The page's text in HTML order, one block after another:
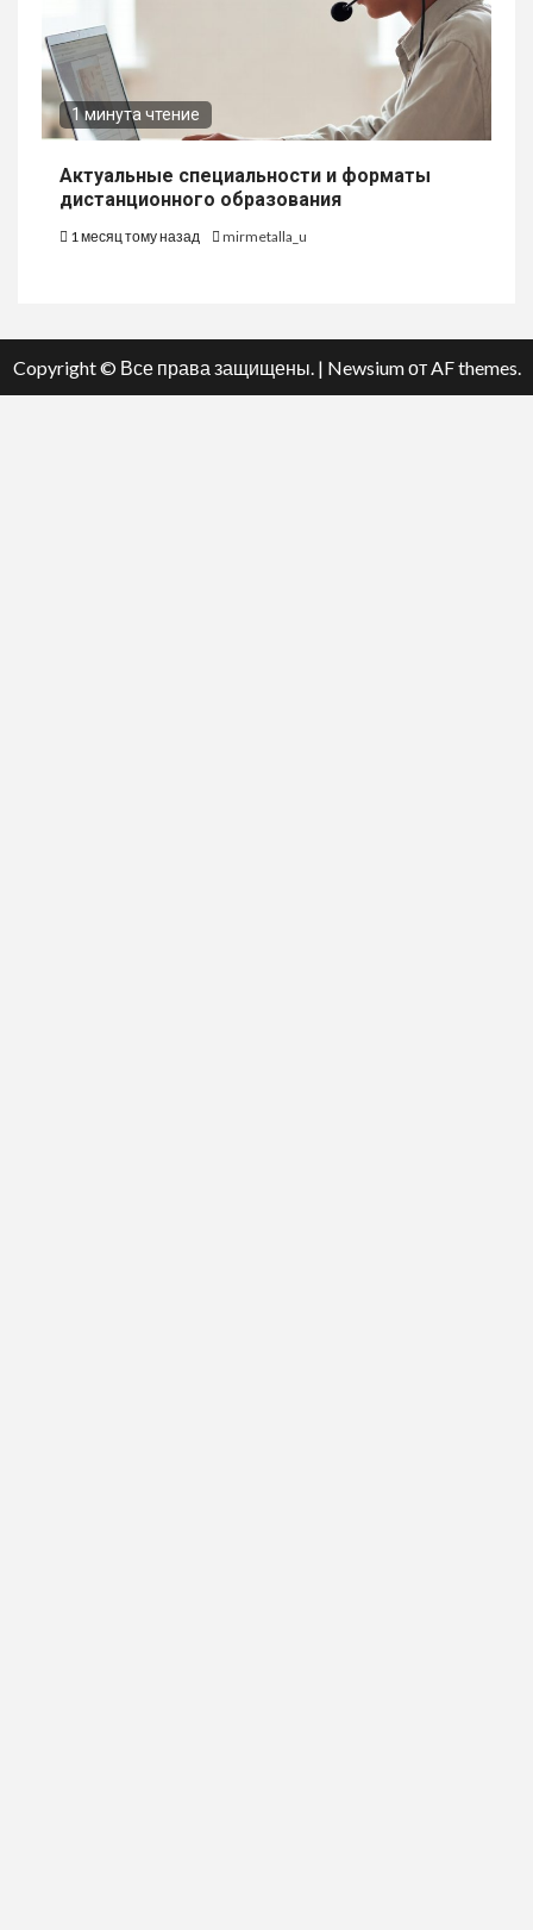
1 минута чтение
Актуальные специальности и форматы
дистанционного образования
1 месяц тому назад mirmetalla_u
Copyright © Все права защищены. | Newsiumот AF themes.